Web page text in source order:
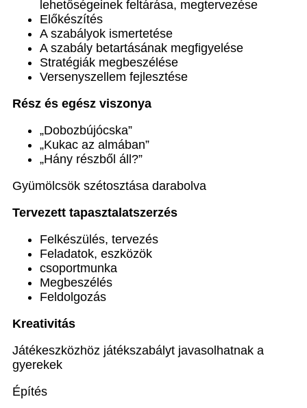
lehetőségeinek feltárása, megtervezése
Előkészítés
A szabályok ismertetése
A szabály betartásának megfigyelése
Stratégiák megbeszélése
Versenyszellem fejlesztése
Rész és egész viszonya
„Dobozbújócska”
„Kukac az almában”
„Hány részből áll?”
Gyümölcsök szétosztása darabolva
Tervezett tapasztalatszerzés
Felkészülés, tervezés
Feladatok, eszközök
csoportmunka
Megbeszélés
Feldolgozás
Kreativitás
Játékeszközhöz játékszabályt javasolhatnak a
gyerekek
Építés